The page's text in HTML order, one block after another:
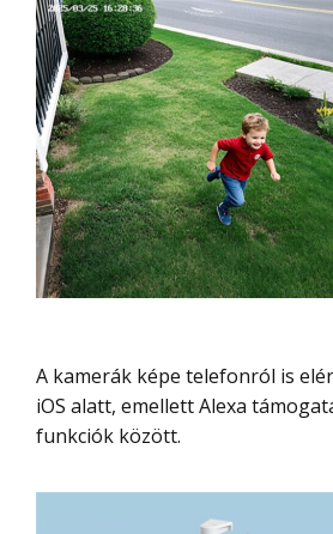
A kamerák képe telefonról is elérhető Android és
iOS alatt, emellett Alexa
funkciók között.